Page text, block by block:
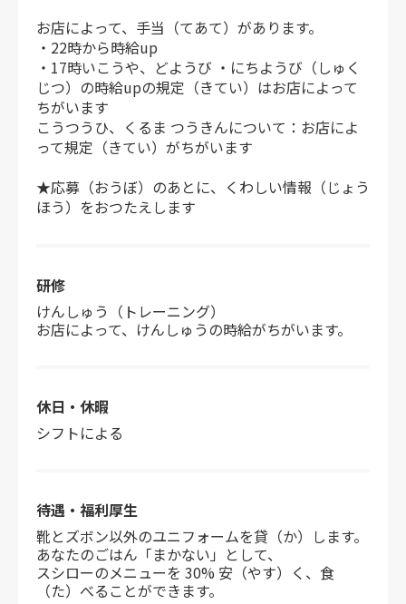
お店によって、手当（てあて）があります。
・22時から時給up
・17時いこうや、どようび ・にちようび（しゅく
じつ）の時給upの規定（きてい）はお店によって
ちがいます
こうつうひ、くるま つうきんについて：お店によ
って規定（きてい）がちがいます
★応募（おうぼ）のあとに、くわしい情報（じょう
ほう）をおつたえします
研修
けんしゅう（トレーニング）
お店によって、けんしゅうの時給がちがいます。
休日・休暇
シフトによる
待遇・福利厚生
靴とズボン以外のユニフォームを貸（か）します。
あなたのごはん「まかない」として、
スシローのメニューを 30% 安（やす）く、食
（た）べることができます。